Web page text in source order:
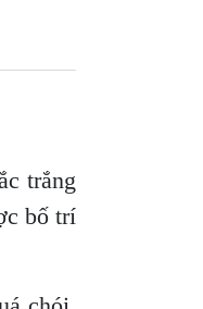
trắng
bố trí